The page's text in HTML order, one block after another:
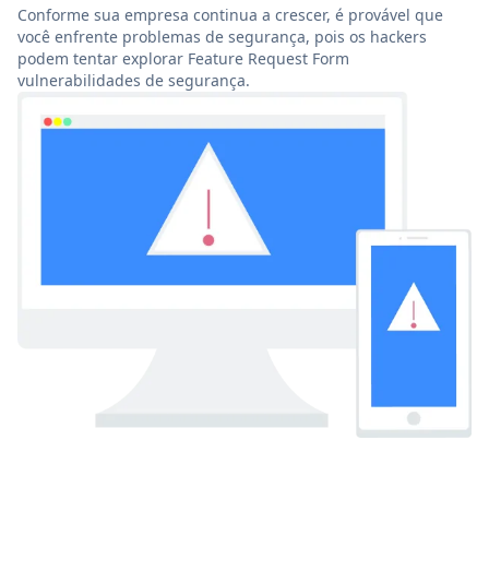
Conforme sua empresa continua a crescer, é provável que
você enfrente problemas de segurança, pois os hackers
podem tentar explorar Feature Request Form
vulnerabilidades de segurança.